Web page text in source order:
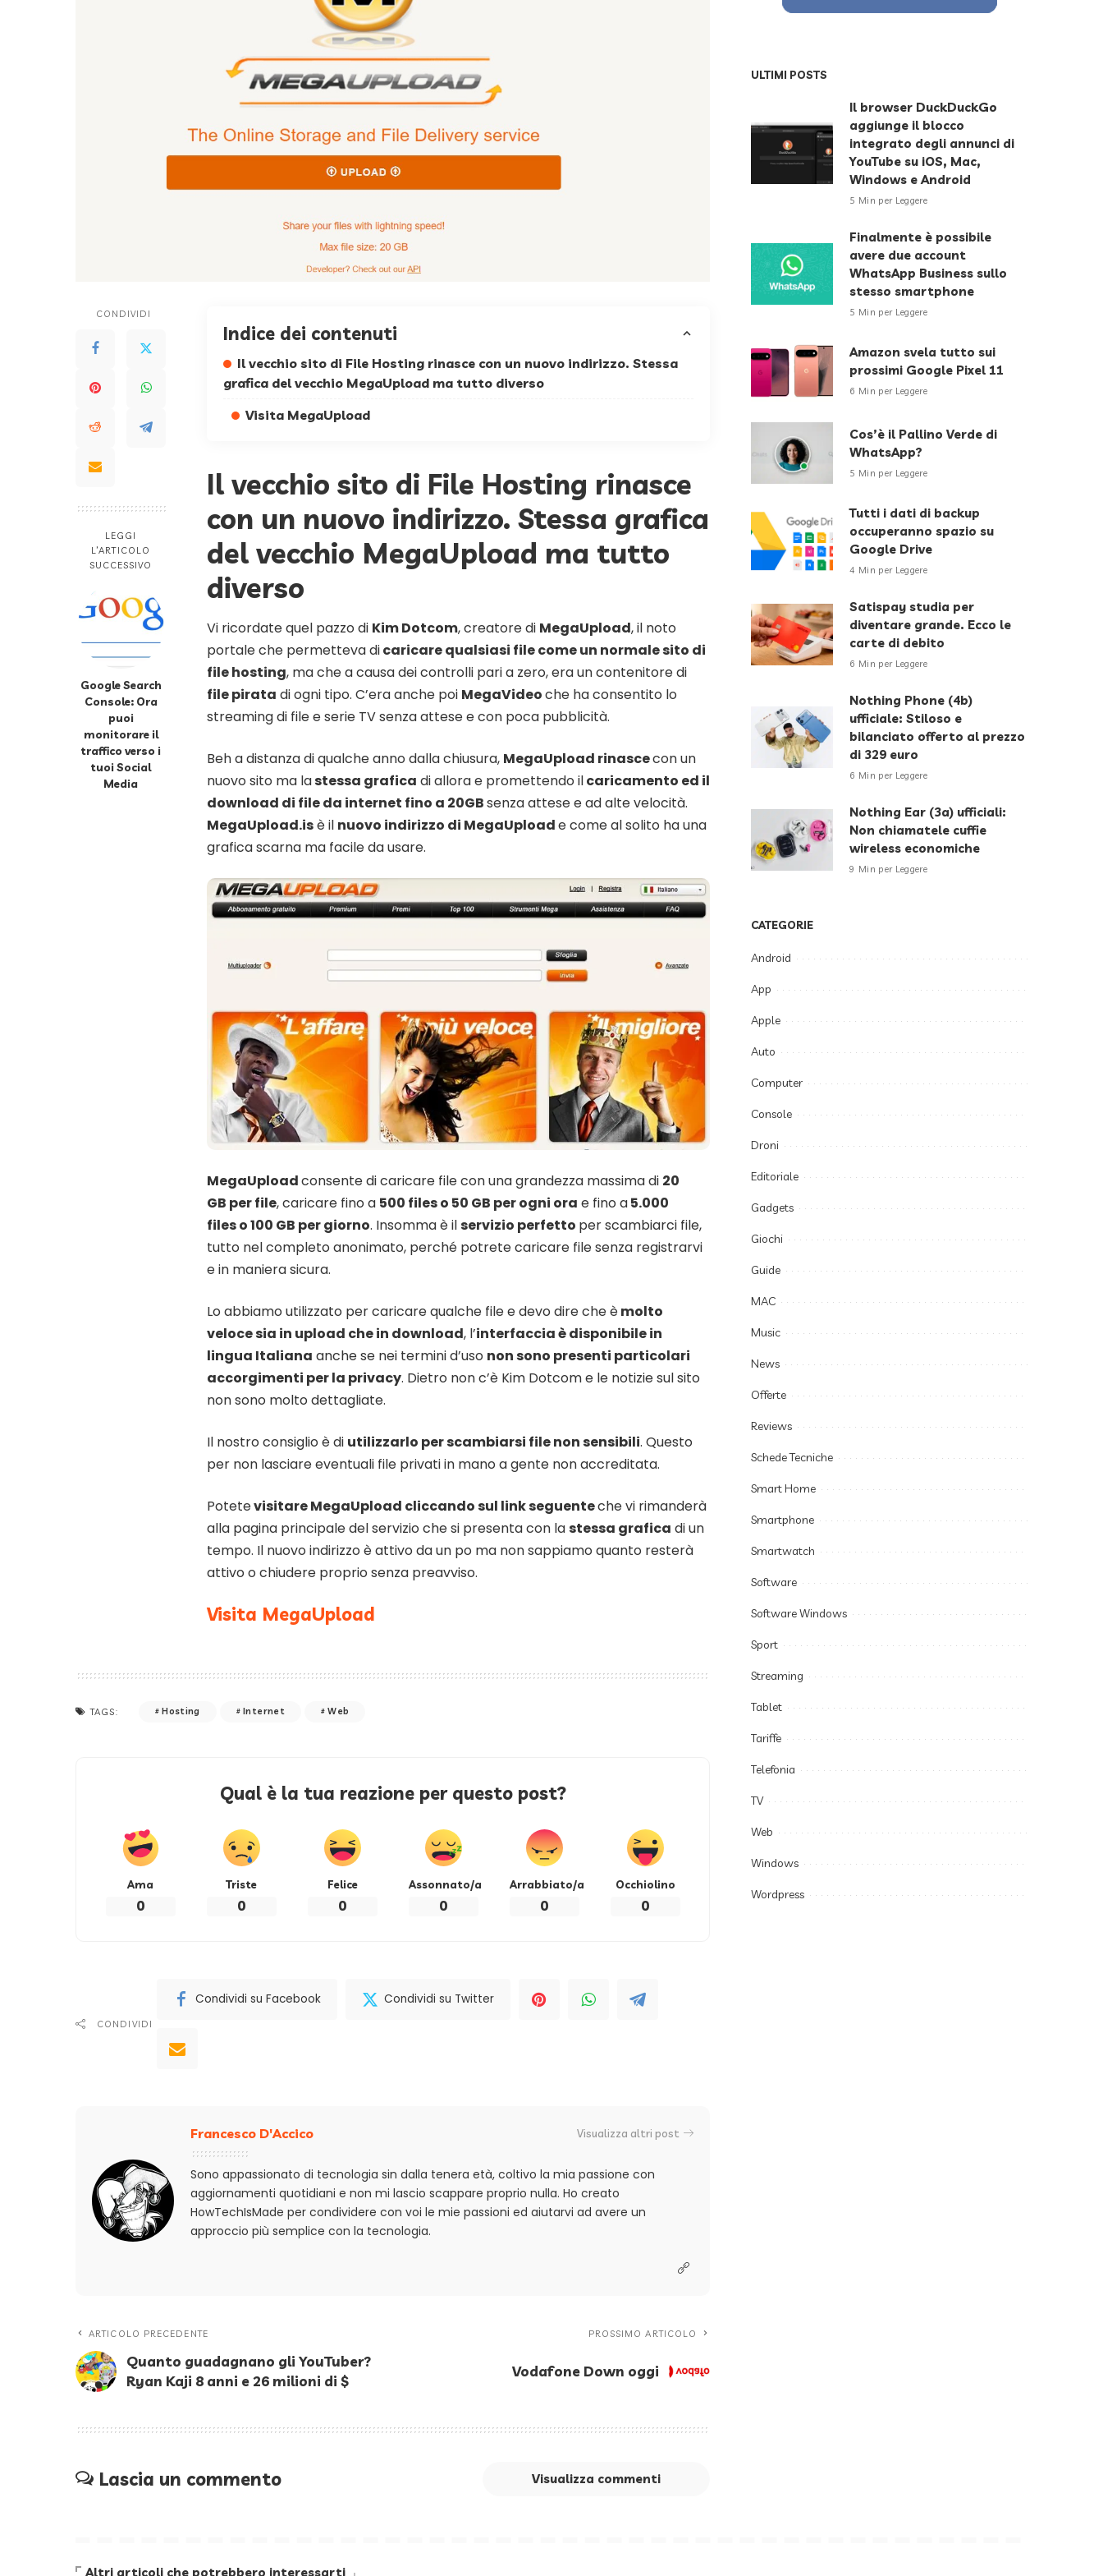
CONDIVIDI
LEGGI
L’ARTICOLO
SUCCESSIVO
Google Search
Console: Ora
puoi
monitorare il
traffico verso i
tuoi Social
Media
Indice dei contenuti
Il vecchio sito di File Hosting rinasce con un nuovo indirizzo. Stessa
grafica del vecchio MegaUpload ma tutto diverso
Visita MegaUpload
Il vecchio sito di File Hosting rinasce
con un nuovo indirizzo. Stessa grafica
del vecchio MegaUpload ma tutto
diverso
Vi ricordate quel pazzo di Kim Dotcom, creatore di MegaUpload, il noto
portale che permetteva dicaricare qualsiasi file come un normale sito di
file hosting, ma che a causa dei controlli pari a zero, era un contenitore di
file pirata di ogni tipo. C’era anche poi MegaVideoche ha consentito lo
streaming di file e serie TV senza attese e con poca pubblicità.
Beh a distanza di qualche anno dalla chiusura, MegaUpload rinascecon un
nuovo sito ma lastessa grafica di allora e promettendo ilcaricamento ed il
download di file da internet fino a 20GBsenza attese e ad alte velocità.
MegaUpload.isè il nuovo indirizzo di MegaUploade come al solito ha una
grafica scarna ma facile da usare.
MegaUploadconsente di caricare file con una grandezza massima di 20
GB per file, caricare fino a 500 files o 50 GB per ogni ora e fino a5.000
files o 100 GB per giorno. Insomma è ilservizio perfetto per scambiarci file,
tutto nel completo anonimato, perché potrete caricare file senza registrarvi
e in maniera sicura.
Lo abbiamo utilizzato per caricare qualche file e devo dire che èmolto
veloce sia in upload che in download, l’interfaccia è disponibile in
lingua Italiana anche se nei termini d’uso non sono presenti particolari
accorgimenti per la privacy. Dietro non c’è Kim Dotcom e le notizie sul sito
non sono molto dettagliate.
Il nostro consiglio è di utilizzarlo per scambiarsi file non sensibili. Questo
per non lasciare eventuali file privati in mano a gente non accreditata.
Potetevisitare MegaUpload cliccando sul link seguenteche vi rimanderà
alla pagina principale del servizio che si presenta con lastessa grafica di un
tempo. Il nuovo indirizzo è attivo da un po ma non sappiamo quanto resterà
attivo o chiudere proprio senza preavviso.
Visita MegaUpload
TAGS: Hosting Internet Web
Qual è la tua reazione per questo post?
Ama
0
Triste
0
Felice
0
Assonnato/a
0
Arrabbiato/a
0
Occhiolino
0
CONDIVIDI
Condividi su Facebook Condividi su Twitter
Francesco D'Accico Visualizza altri post
Sono appassionato di tecnologia sin dalla tenera età, coltivo la mia passione con
aggiornamenti quotidiani e non mi lascio scappare proprio nulla. Ho creato
HowTechIsMade per condividere con voi le mie passioni ed aiutarvi ad avere un
approccio più semplice con la tecnologia.
ARTICOLO PRECEDENTE
Quanto guadagnano gli YouTuber?
Ryan Kaji 8 anni e 26 milioni di $
PROSSIMO ARTICOLO
Vodafone Down oggi
Lascia un commento Visualizza commenti
ULTIMI POSTS
Il browser DuckDuckGo
aggiunge il blocco
integrato degli annunci di
YouTube su iOS, Mac,
Windows e Android
5 Min per Leggere
Finalmente è possibile
avere due account
WhatsApp Business sullo
stesso smartphone
5 Min per Leggere
Amazon svela tutto sui
prossimi Google Pixel 11
6 Min per Leggere
Cos’è il Pallino Verde di
WhatsApp?
5 Min per Leggere
Tutti i dati di backup
occuperanno spazio su
Google Drive
4 Min per Leggere
Satispay studia per
diventare grande. Ecco le
carte di debito
6 Min per Leggere
Nothing Phone (4b)
ufficiale: Stiloso e
bilanciato offerto al prezzo
di 329 euro
6 Min per Leggere
Nothing Ear (3a) ufficiali:
Non chiamatele cuffie
wireless economiche
9 Min per Leggere
CATEGORIE
Android
App
Apple
Auto
Computer
Console
Droni
Editoriale
Gadgets
Giochi
Guide
MAC
Music
News
Offerte
Reviews
Schede Tecniche
Smart Home
Smartphone
Smartwatch
Software
Software Windows
Sport
Streaming
Tablet
Tariffe
Telefonia
TV
Web
Windows
Wordpress
Altri articoli che potrebbero interessarti